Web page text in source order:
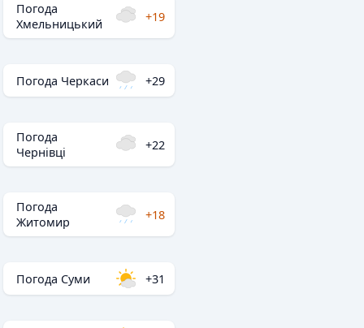
Погода
Хмельницький
+19
Погода Черкаси +29
Погода
Чернівці
+22
Погода
Житомир
+18
Погода Суми +31